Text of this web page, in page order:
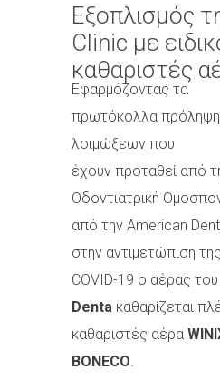
Εξοπλισμός
Clinic με
καθαριστές
Εφαρμόζοντας τα
πρωτόκολλα
λοιμώξεων που
έχουν προταθεί από
Οδοντιατρική
από την American
στην αντιμετώπιση
COVID-19 ο αέρας
Denta καθαρίζεται
καθαριστές αέρα
BONECO.